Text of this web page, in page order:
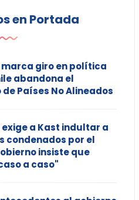
en Portada
giro en política
abandona el
Países No Alineados
a Kast indultar a
condenados por el
insiste que
a caso"